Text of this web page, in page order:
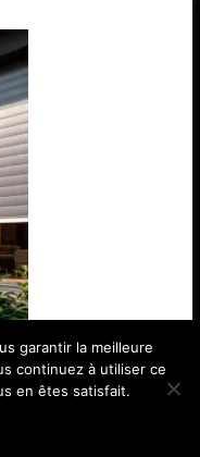
sécurité et
garantir la meilleure
continuez à utiliser ce
en êtes satisfait.